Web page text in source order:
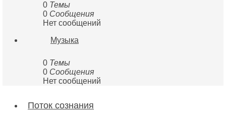
0 Темы
0 Сообщения
Нет сообщений
Музыка
0 Темы
0 Сообщения
Нет сообщений
Поток сознания